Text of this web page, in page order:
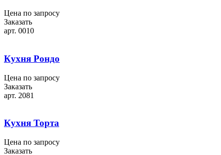
Цена по запросу
Заказать
арт. 0010
Кухня Рондо
Цена по запросу
Заказать
арт. 2081
Кухня Торта
Цена по запросу
Заказать